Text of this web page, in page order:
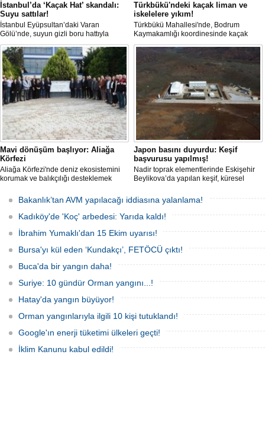
İstanbul’da ‘Kaçak Hat’ skandalı:
Suyu sattılar!
İstanbul Eyüpsultan’daki Varan
Gölü’nde, suyun gizli boru hattıyla
çekilip tankerlere aktarıldığı öne
sürüldü. Hattın izini süren vatandaşlar,
yaklaşık 3 kilometrelik kaçak düzenek
kurulduğunu iddia etti.
Türkbükü'ndeki kaçak liman ve
iskelelere yıkım!
Türkbükü Mahallesi'nde, Bodrum
Kaymakamlığı koordinesinde kaçak
liman ve iskelelere yönelik yıkım
çalışması başlatıldı.
Mavi dönüşüm başlıyor: Aliağa
Körfezi
Aliağa Körfezi'nde deniz ekosistemini
korumak ve balıkçılığı desteklemek
Japon basını duyurdu: Keşif
başvurusu yapılmış!
Nadir toprak elementlerinde Eskişehir
Beylikova’da yapılan keşif, küresel
yeni bir hamle geldi.
Bakanlık’tan AVM yapılacağı iddiasına yalanlama!
Kadıköy'de 'Koç' arbedesi: Yarıda kaldı!
İbrahim Yumaklı'dan 15 Ekim uyarısı!
Bursa'yı kül eden ‘Kundakçı’, FETÖCÜ çıktı!
Buca'da bir yangın daha!
Suriye: 10 gündür Orman yangını...!
Hatay'da yangın büyüyor!
Orman yangınlarıyla ilgili 10 kişi tutuklandı!
Google'ın enerji tüketimi ülkeleri geçti!
İklim Kanunu kabul edildi!